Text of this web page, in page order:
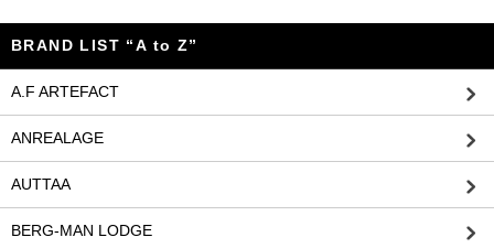
BRAND LIST “A to Z”
A.F ARTEFACT
ANREALAGE
AUTTAA
BERG-MAN LODGE